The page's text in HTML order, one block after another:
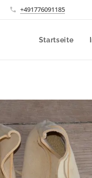
+491776091185
Startseite